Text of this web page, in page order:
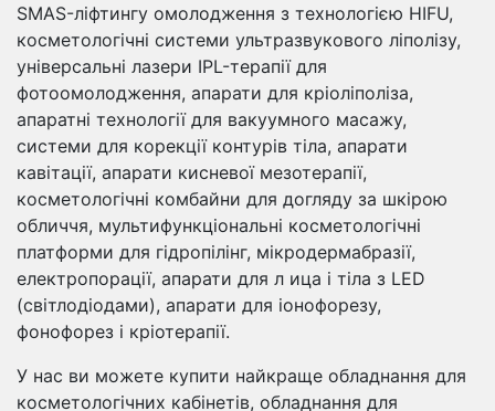
SMAS-ліфтингу омолодження з технологією HIFU,
косметологічні системи ультразвукового ліполізу,
універсальні лазери IPL-терапії для
фотоомолодження, апарати для кріоліполіза,
апаратні технології для вакуумного масажу,
системи для корекції контурів тіла, апарати
кавітації, апарати кисневої мезотерапії,
косметологічні комбайни для догляду за шкірою
обличчя, мультифункціональні косметологічні
платформи для гідропілінг, мікродермабразії,
електропорації, апарати для л ица і тіла з LED
(світлодіодами), апарати для іонофорезу,
фонофорез і кріотерапії.
У нас ви можете купити найкраще обладнання для
косметологічних кабінетів, обладнання для